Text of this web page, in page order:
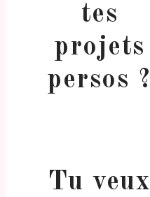
tes
projets
persos ?
Tu veux